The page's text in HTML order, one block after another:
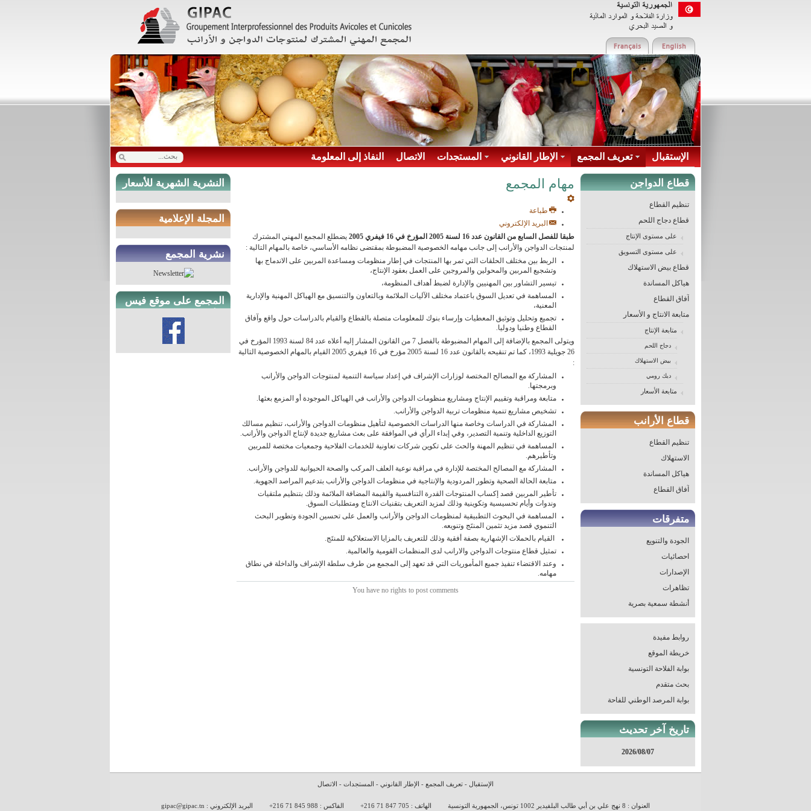
الإستقبال تعريف المجمع الإطار القانوني المستجدات الاتصال النفاذ إلى المعلومة
مهام المجمع
طباعة
البريد الإلكتروني
طبقا للفصل السابع من القانون عدد 16 لسنة 2005 المؤرخ في 16 فيفري 2005
يضطلع المجمع المهني المشترك
لمنتجات الدواجن والأرانب إلى جانب مهامه الخصوصية المضبوطة بمقتضى نظامه الأساسي، خاصة بالمهام التالية :
الربط بين مختلف الحلقات التي تمر بها المنتجات في إطار منظومات ومساعدة المربين على الاندماج بها
وتشجيع المربين والمحولين والمروجين على العمل بعقود الإنتاج،
تيسير التشاور بين المهنيين والإدارة لضبط أهداف المنظومة،
المساهمة في تعديل السوق باعتماد مختلف الآليات الملائمة وبالتعاون والتنسيق مع الهياكل المهنية والإدارية
المعنية،
تجميع وتحليل وتوثيق المعطيات وإرساء بنوك للمعلومات متصلة بالقطاع والقيام بالدراسات حول واقع وآفاق
القطاع وطنيا ودوليا.
ويتولى المجمع بالإضافة إلى المهام المضبوطة بالفصل 7 من القانون المشار إليه أعلاه عدد 84 لسنة 1993 المؤرخ في
26 جويلية 1993، كما تم تنقيحه بالقانون عدد 16 لسنة 2005 مؤرخ في 16 فيفري 2005 القيام بالمهام الخصوصية التالية
:
المشاركة مع المصالح المختصة لوزارات الإشراف في إعداد سياسة التنمية لمنتوجات الدواجن والأرانب
وبرمجتها.
متابعة ومراقبة وتقييم الإنتاج ومشاريع منظومات الدواجن والأرانب في الهياكل الموجودة أو المزمع بعثها.
تشخيص مشاريع تنمية منظومات تربية الدواجن والأرانب.
المشاركة في الدراسات وخاصة منها الدراسات الخصوصية لتأهيل منظومات الدواجن والأرانب، تنظيم مسالك
التوزيع الداخلية وتنمية التصدير، وفي إبداء الرأي في الموافقة على بعث مشاريع جديدة لإنتاج الدواجن والأرانب.
المساهمة في تنظيم المهنة والحث على تكوين شركات تعاونية للخدمات الفلاحية وجمعيات مختصة للمربين
وتأطيرهم.
المشاركة مع المصالح المختصة للإدارة في مراقبة نوعية العلف المركب والصحة الحيوانية للدواجن والأرانب.
متابعة الحالة الصحية وتطور المردودية والإنتاجية في منظومات الدواجن والأرانب بتدعيم المراصد الجهوية.
تأطير المربين قصد إكساب المنتوجات القدرة التنافسية والقيمة المضافة الملائمة وذلك بتنظيم ملتقيات
وندوات وأيام تحسيسية وتكوينية وذلك لمزيد التعريف بتقنيات الانتاج ومتطلبات السوق.
المساهمة في البحوث التطبيقية لمنظومات الدواجن والأرانب والعمل على تحسين الجودة وتطوير البحث
التنموي قصد مزيد تثمين المنتَج وتنويعه.
القيام بالحملات الإشهارية بصفة أفقية وذلك للتعريف بالمزايا الاستعلاكية للمنتَج.
تمثيل قطاع منتوجات الدواجن والارانب لدى المنظمات القومية والعالمية.
وعند الاقتضاء تنفيذ جميع المأموريات التي قد تعهد إلى المجمع من طرف سلطة الإشراف والداخلة في نطاق
مهامه.
You have no rights to post comments
النشرية الشهرية للأسعار
المجلة الإعلامية
نشرية المجمع
المجمع على موقع فيس
قطاع الدواجن
تنظيم القطاع
قطاع دجاج اللحم
على مستوى الإنتاج
على مستوى التسويق
قطاع بيض الاستهلاك
هياكل المساندة
آفاق القطاع
متابعة الانتاج و الأسعار
متابعة الإنتاج
دجاج اللحم
بيض الاستهلاك
ديك رومي
متابعة الأسعار
قطاع الأرانب
تنظيم القطاع
الاستهلاك
هياكل المساندة
آفاق القطاع
متفرقات
الجودة والتنويع
احصائيات
الإصدارات
تظاهرات
أنشطة سمعية بصرية
روابط مفيدة
خريطة الموقع
بوابة الفلاحة التونسية
بحث متقدم
بوابة المرصد الوطني للفاحة
تاريخ آخر تحديث
2026/08/07
الإستقبال - تعريف المجمع - الإطار القانوني - المستجدات - الاتصال
العنوان : 8 نهج علي بن أبي طالب البلفيدير 1002 تونس، الجمهورية التونسية الهاتف : 705 847 71 216+ الفاكس : 988 845 71 216+ البريد الإلكتروني : gipac@gipac.tn